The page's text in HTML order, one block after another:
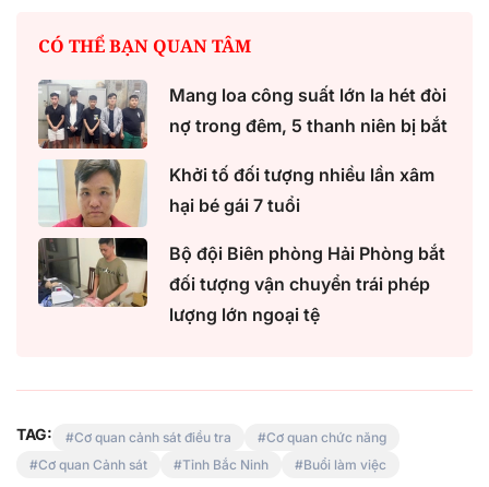
CÓ THỂ BẠN QUAN TÂM
Mang loa công suất lớn la hét đòi
nợ trong đêm, 5 thanh niên bị bắt
Khởi tố đối tượng nhiều lần xâm
hại bé gái 7 tuổi
Bộ đội Biên phòng Hải Phòng bắt
đối tượng vận chuyển trái phép
lượng lớn ngoại tệ
TAG: Cơ quan cảnh sát điều tra
Cơ quan chức năng
Cơ quan Cảnh sát
Tỉnh Bắc Ninh Buổi làm việc